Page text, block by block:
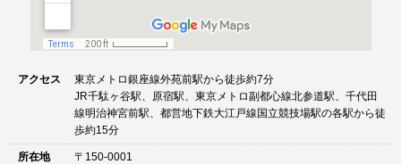
アクセス
東京メトロ銀座線外苑前駅から徒歩約7分
JR千駄ヶ谷駅、原宿駅、東京メトロ副都心線北参道駅、千代田
線明治神宮前駅、都営地下鉄大江戸線国立競技場駅の各駅から徒
歩約15分
所在地
〒150-0001